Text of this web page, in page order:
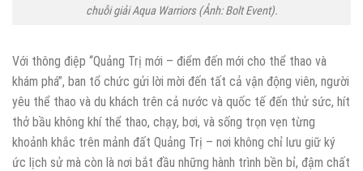
chuỗi giải Aqua Warriors (Ảnh: Bolt Event).
Với thông điệp “Quảng Trị mới – điểm đến mới cho thể thao và
khám phá”, ban tổ chức gửi lời mời đến tất cả vận động viên, người
yêu thể thao và du khách trên cả nước và quốc tế đến thử sức, hít
thở bầu không khí thể thao, chạy, bơi, và sống trọn vẹn từng
khoảnh khắc trên mảnh đất Quảng Trị – nơi không chỉ lưu giữ ký
ức lịch sử mà còn là nơi bắt đầu những hành trình bền bỉ, đậm chất